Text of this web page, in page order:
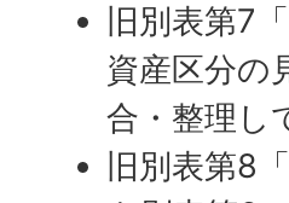
旧別表第7
資産区分の
合・整理し
旧別表第8